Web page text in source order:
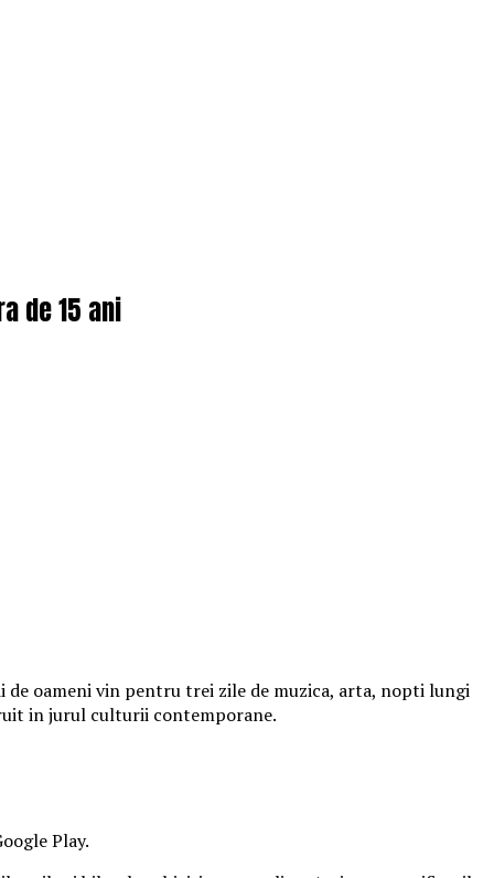
de 15 ani
de oameni vin pentru trei zile de muzica, arta, nopti lungi
in jurul culturii contemporane.
Play.